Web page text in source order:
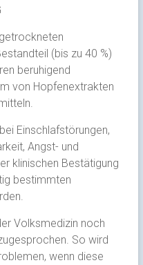
(bis zu 40 %)
beruhigend
von Hopfenextrakten
Einschlafstörungen,
Angst- und
klinischen Bestätigung
bestimmten
Volksmedizin noch
So wird
wenn diese